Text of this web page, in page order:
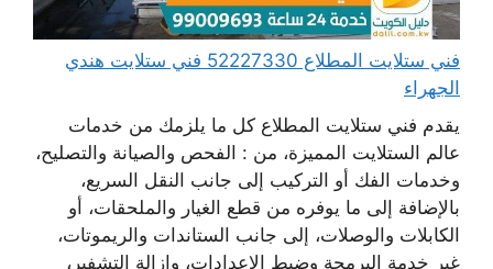
فني ستلايت المطلاع 52227330 فني ستلايت هندي
الجهراء
يقدم فني ستلايت المطلاع كل ما يلزمك من خدمات
عالم الستلايت المميزة، من : الفحص والصيانة والتصليح،
وخدمات الفك أو التركيب إلى جانب النقل السريع،
بالإضافة إلى ما يوفره من قطع الغيار والملحقات، أو
الكابلات والوصلات، إلى جانب الستاندات والريموتات،
غير خدمة البرمجة وضبط الإعدادات، وإزالة التشفير،